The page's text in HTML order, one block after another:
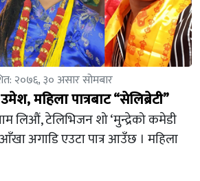
२०७६, ३० असार सोमबार
महिला पात्रबाट “सेलिब्रेटी”
लिऔं, टेलिभिजन शो ‘मुन्द्रेको कमेडी
अगाडि एउटा पात्र आउँछ । महिला